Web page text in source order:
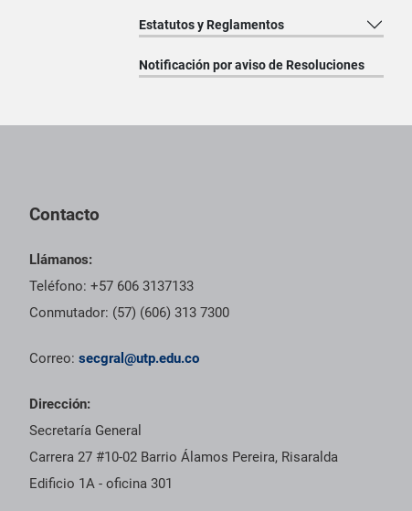
Estatutos y Reglamentos
Notificación por aviso de Resoluciones
Contacto
Llámanos:
Teléfono: +57 606 3137133
Conmutador: (57) (606) 313 7300
Correo: secgral@utp.edu.co
Dirección:
Secretaría General
Carrera 27 #10-02 Barrio Álamos Pereira, Risaralda
Edificio 1A - oficina 301